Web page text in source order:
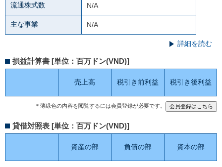
流通株式数 N/A
主な事業 N/A
詳細を読む
損益計算書 [単位：百万ドン(VND)]
売上高 税引き前利益 税引き後利益
＊薄緑色の内容を閲覧するには会員登録が必要です。
貸借対照表 [単位：百万ドン(VND)]
資産の部 負債の部 資本の部